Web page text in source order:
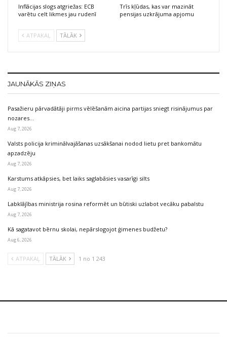
Inflācijas slogs atgriežas: ECB
varētu celt likmes jau rudenī
Trīs kļūdas, kas var mazināt
pensijas uzkrājuma apjomu
ATPAKAĻ TĀLĀK
JAUNĀKĀS ZIŅAS
Pasažieru pārvadātāji pirms vēlēšanām aicina partijas sniegt risinājumus par
nozares…
Aug 7, 2026
Valsts policija kriminālvajāšanas uzsākšanai nodod lietu pret bankomātu
apzadzēju
Aug 7, 2026
Karstums atkāpsies, bet laiks saglabāsies vasarīgi silts
Aug 7, 2026
Labklājības ministrija rosina reformēt un būtiski uzlabot vecāku pabalstu
Aug 7, 2026
Kā sagatavot bērnu skolai, nepārslogojot ģimenes budžetu?
Aug 6, 2026
ATPAKAĻ TĀLĀK 1 no 1 243